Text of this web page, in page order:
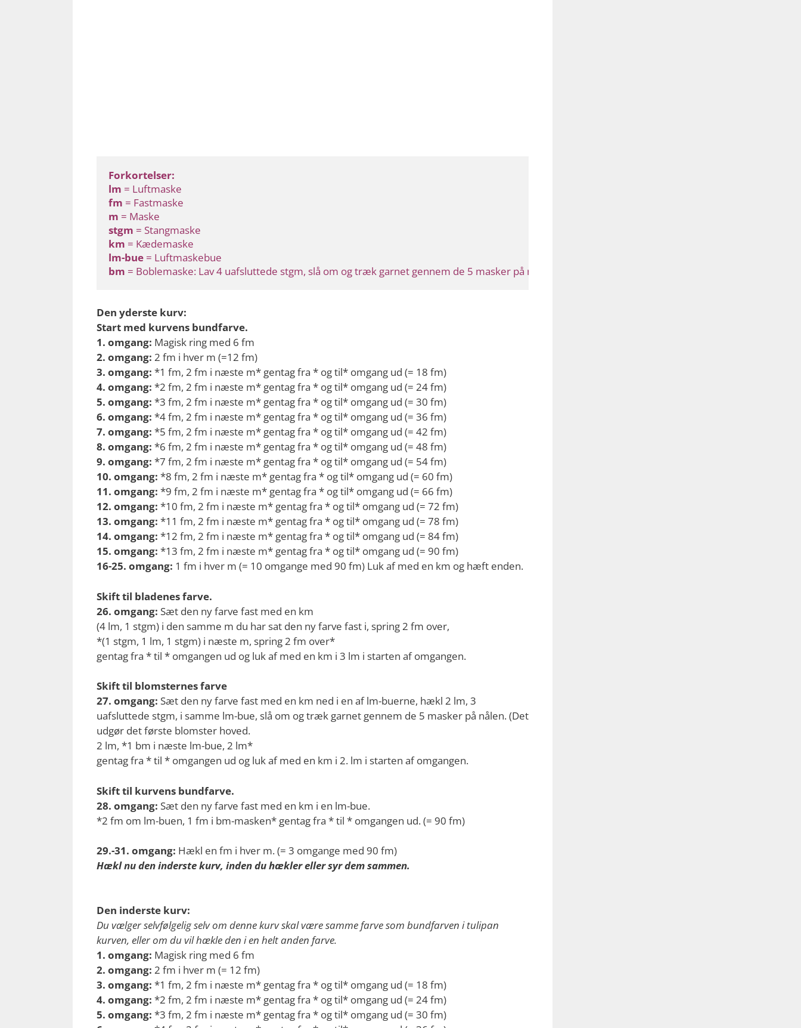
Forkortelser:
lm = Luftmaske
fm = Fastmaske
m = Maske
stgm = Stangmaske
km = Kædemaske
lm-bue = Luftmaskebue
bm = Boblemaske: Lav 4 uafsluttede stgm, slå om og træk garnet gennem de 5 masker på nålen. (= et blomsterhoved)
Den yderste kurv:
Start med kurvens bundfarve.
1. omgang: Magisk ring med 6 fm
2. omgang: 2 fm i hver m (=12 fm)
3. omgang: *1 fm, 2 fm i næste m* gentag fra * og til* omgang ud (= 18 fm)
4. omgang: *2 fm, 2 fm i næste m* gentag fra * og til* omgang ud (= 24 fm)
5. omgang: *3 fm, 2 fm i næste m* gentag fra * og til* omgang ud (= 30 fm)
6. omgang: *4 fm, 2 fm i næste m* gentag fra * og til* omgang ud (= 36 fm)
7. omgang: *5 fm, 2 fm i næste m* gentag fra * og til* omgang ud (= 42 fm)
8. omgang: *6 fm, 2 fm i næste m* gentag fra * og til* omgang ud (= 48 fm)
9. omgang: *7 fm, 2 fm i næste m* gentag fra * og til* omgang ud (= 54 fm)
10. omgang: *8 fm, 2 fm i næste m* gentag fra * og til* omgang ud (= 60 fm)
11. omgang: *9 fm, 2 fm i næste m* gentag fra * og til* omgang ud (= 66 fm)
12. omgang: *10 fm, 2 fm i næste m* gentag fra * og til* omgang ud (= 72 fm)
13. omgang: *11 fm, 2 fm i næste m* gentag fra * og til* omgang ud (= 78 fm)
14. omgang: *12 fm, 2 fm i næste m* gentag fra * og til* omgang ud (= 84 fm)
15. omgang: *13 fm, 2 fm i næste m* gentag fra * og til* omgang ud (= 90 fm)
16-25. omgang: 1 fm i hver m (= 10 omgange med 90 fm) Luk af med en km og hæft enden.
Skift til bladenes farve.
26. omgang: Sæt den ny farve fast med en km
(4 lm, 1 stgm) i den samme m du har sat den ny farve fast i, spring 2 fm over,
*(1 stgm, 1 lm, 1 stgm) i næste m, spring 2 fm over*
gentag fra * til * omgangen ud og luk af med en km i 3 lm i starten af omgangen.
Skift til blomsternes farve
27. omgang: Sæt den ny farve fast med en km ned i en af lm-buerne, hækl 2 lm, 3
uafsluttede stgm, i samme lm-bue, slå om og træk garnet gennem de 5 masker på nålen. (Det
udgør det første blomster hoved.
2 lm, *1 bm i næste lm-bue, 2 lm*
gentag fra * til * omgangen ud og luk af med en km i 2. lm i starten af omgangen.
Skift til kurvens bundfarve.
28. omgang: Sæt den ny farve fast med en km i en lm-bue.
*2 fm om lm-buen, 1 fm i bm-masken* gentag fra * til * omgangen ud. (= 90 fm)
29.-31. omgang: Hækl en fm i hver m. (= 3 omgange med 90 fm)
Hækl nu den inderste kurv, inden du hækler eller syr dem sammen.
Den inderste kurv:
Du vælger selvfølgelig selv om denne kurv skal være samme farve som bundfarven i tulipan
kurven, eller om du vil hækle den i en helt anden farve.
1. omgang: Magisk ring med 6 fm
2. omgang: 2 fm i hver m (= 12 fm)
3. omgang: *1 fm, 2 fm i næste m* gentag fra * og til* omgang ud (= 18 fm)
4. omgang: *2 fm, 2 fm i næste m* gentag fra * og til* omgang ud (= 24 fm)
5. omgang: *3 fm, 2 fm i næste m* gentag fra * og til* omgang ud (= 30 fm)